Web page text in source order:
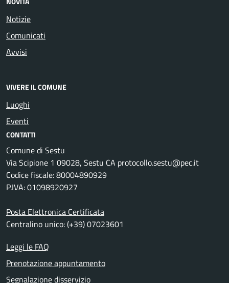
Notizie
Comunicati
Avvisi
VIVERE IL COMUNE
Luoghi
Eventi
CONTATTI
Comune di Sestu
Via Scipione 1 09028, Sestu CA protocollo.sestu@pec.it
Codice fiscale: 80004890929
P.IVA: 01098920927
Posta Elettronica Certificata
Centralino unico: (+39) 07023601
Leggi le FAQ
Prenotazione appuntamento
Segnalazione disservizio